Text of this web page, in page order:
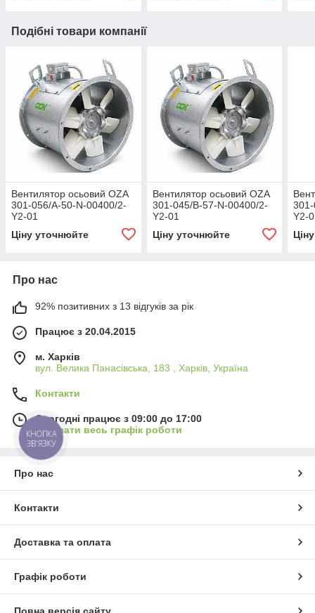
Подібні товари компанії
Вентилятор осьовий OZA
301-056/A-50-N-00400/2-
Y2-01
Ціну уточнюйте
Вентилятор осьовий OZA
301-045/B-57-N-00400/2-
Y2-01
Ціну уточнюйте
Y2-
Про нас
92% позитивних з 13 відгуків за рік
Працює з 20.04.2015
м. Харків
вул. Велика Панасівська, 183 , Харків, Україна
Контакти
Сьогодні працює з 09:00 до 17:00
Показати весь графік роботи
Про нас
Контакти
Доставка та оплата
Графік роботи
КНОПКА
ЗВ'ЯЗКУ